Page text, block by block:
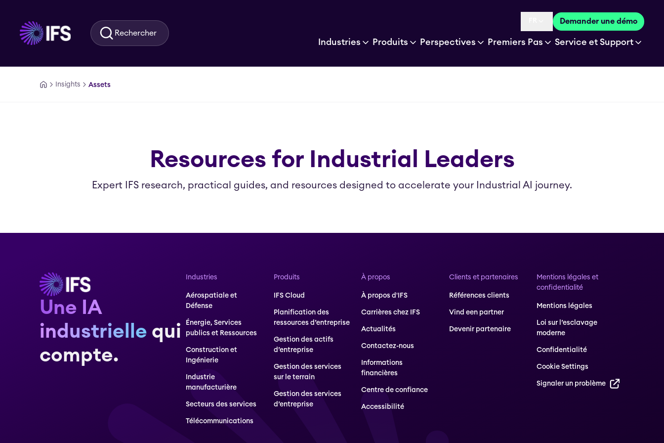
Rechercher
Language selected is
Demander une démo
Industries Produits Perspectives Premiers Pas Service et Support
Insights Assets
Resources for Industrial Leaders
Expert IFS research, practical guides, and resources designed to accelerate your Industrial AI journey.
Une IA
industrielle qui
compte.
Industries
Aérospatiale et
Défense
Énergie, Services
publics et Ressources
Construction et
Ingénierie
Industrie
manufacturière
Secteurs des services
Télécommunications
Produits
IFS Cloud
Planification des
ressources d’entreprise
Gestion des actifs
d’entreprise
Gestion des services
sur le terrain
Gestion des services
d’entreprise
À propos
À propos d'IFS
Carrières chez IFS
Actualités
Contactez-nous
Informations
financières
Centre de confiance
Accessibilité
Clients et partenaires
Références clients
Vind een partner
Devenir partenaire
Mentions légales et
confidentialité
Mentions légales
Loi sur l’esclavage
moderne
Confidentialité
Cookie Settings
Signaler un problème